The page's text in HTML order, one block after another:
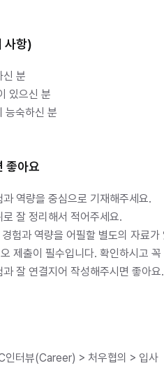
사항)
신 분
있으신 분
숙하신 분
좋아요
역량을 중심으로 기재해주세요.
잘 정리해서 적어주세요.
험과 역량을 어필할 별도의 자료
제출이 필수입니다. 확인하시고
잘 연결지어 작성해주시면 좋아요.